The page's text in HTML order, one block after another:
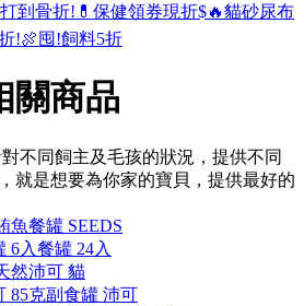
到骨折! 💊保健領券現折$🔥貓砂尿布
!🍖囤!飼料5折
關商品
不同飼主及毛孩的狀況，提供不同
就是想要為你家的寶貝，提供最好的
魚餐罐 SEEDS
6入餐罐 24入
然沛可 貓
85克副食罐 沛可